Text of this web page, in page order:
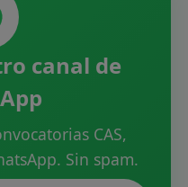
canal de
CAS,
Sin spam.